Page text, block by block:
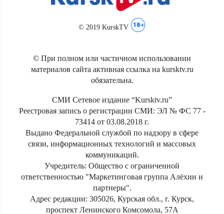
© 2019 KurskTV
© При полном или частичном использовании
материалов сайта активная ссылка на kursktv.ru
обязательна.
СМИ Сетевое издание “Kursktv.ru”
Реестровая запись о регистрации СМИ: ЭЛ № ФС 77 -
73414 от 03.08.2018 г.
Выдано Федеральной службой по надзору в сфере
связи, информационных технологий и массовых
коммуникаций.
Учредитель: Общество с ограниченной
ответственностью "Маркетинговая группа Алёхин и
партнеры".
Адрес редакции: 305026, Курская обл., г. Курск,
проспект Ленинского Комсомола, 57А